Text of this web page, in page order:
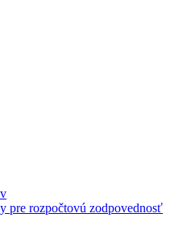
pre rozpočtovú zodpovednosť